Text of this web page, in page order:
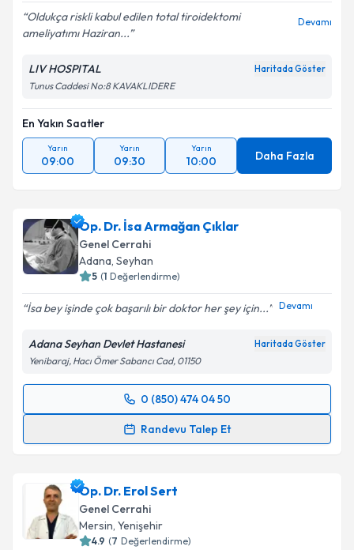
Oldukça riskli kabul edilen total tiroidektomi
ameliyatımı Haziran...
Devamı
LIV HOSPITAL Haritada Göster
Tunus Caddesi No:8 KAVAKLIDERE
En Yakın Saatler
Yarın
09:00
Yarın
09:30
Yarın
10:00 Daha Fazla
Op. Dr. İsa Armağan Çıklar
Genel Cerrahi
Adana, Seyhan
5 (1 Değerlendirme)
İsa bey işinde çok başarılı bir doktor her şey için... Devamı
Adana Seyhan Devlet Hastanesi Haritada Göster
Yenibaraj, Hacı Ömer Sabancı Cad, 01150
0 (850) 474 04 50
Randevu Talep Et
Randevu Takvimi Talebi
için bir takvim hazırlandığında e-posta ile
bilgilendireceğiz.
E-posta Adresiniz
Op. Dr. Erol Sert
Genel Cerrahi
Mersin, Yenişehir
4.9 (7 Değerlendirme)